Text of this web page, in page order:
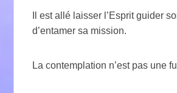
Il est allé laisser l’Esprit guider
d’entamer sa mission.
La contemplation n’est pas une